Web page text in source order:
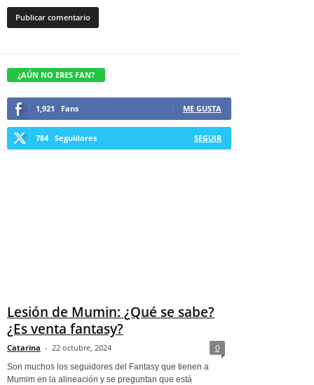
¿AÚN NO ERES FAN?
1,921 Fans ME GUSTA
784 Seguidores SEGUIR
Lesión de Mumin: ¿Qué se sabe?
¿Es venta fantasy?
Catarina - 22 octubre, 2024 0
Son muchos los seguidores del Fantasy que tienen a
Mumim en la alineación y se preguntan que está